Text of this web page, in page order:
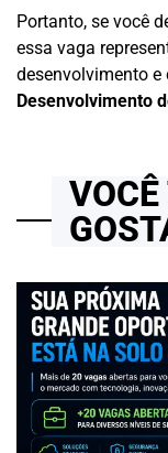
Portanto, se você
essa vaga
desenvolvimento e
Desenvolvimento